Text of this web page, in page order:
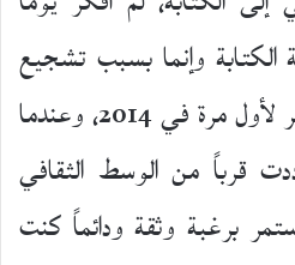
الكتابة وإنما بسبب تشجيع
بعد الأصدقاء جرّبت النشر لأول مرة في 2014، وعندما
قرباً من الوسط الثقافي
برغبة وثقة ودائماً كنت